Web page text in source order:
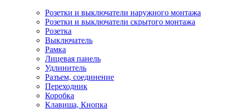
Розетки и выключатели наружного монтажа
Розетки и выключатели скрытого монтажа
Розетка
Выключатель
Рамка
Лицевая панель
Удлинитель
Разъем, соединение
Переходник
Коробка
Клавиша, Кнопка